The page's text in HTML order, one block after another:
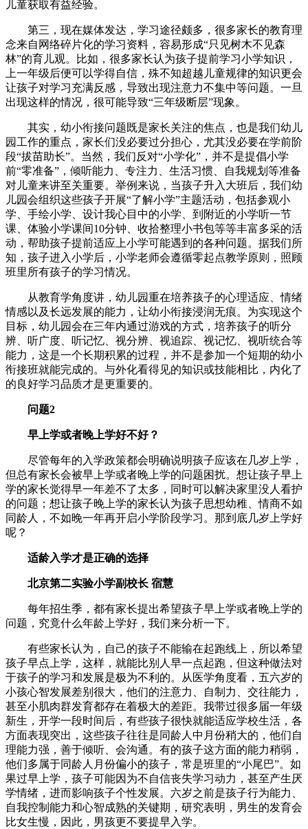
儿童获取有益经验。
第三，现在媒体发达，学习途径颇多，很多家长的教育理
念来自网络碎片化的学习资料，容易形成“只见树木不见森
林”的育儿观。比如，很多家长认为孩子提前学习小学知识，
上一年级后便可以学得自信，殊不知超越儿童规律的知识更会
让孩子对学习充满反感，导致出现注意力不集中等问题。一旦
出现这样的情况，很可能导致“三年级断层”现象。
其实，幼小衔接问题既是家长关注的焦点，也是我们幼儿
园工作的重点，家长们没必要过分担心，尤其没必要在学前阶
段“拔苗助长”。当然，我们反对“小学化”，并不是提倡小学
前“零准备”，倾听能力、专注力、生活习惯、自我规划等准备
对儿童来讲至关重要。举例来说，当孩子升入大班后，我们幼
儿园会组织这些孩子开展“了解小学”主题活动，包括参观小
学、手绘小学、设计我心目中的小学、到附近的小学听一节
课、体验小学课间10分钟、收拾整理小书包等等丰富多采的活
动，帮助孩子提前适应上小学可能遇到的各种问题。据我们所
知，孩子进入小学后，小学老师会遵循零起点教学原则，照顾
班里所有孩子的学习情况。
从教育学角度讲，幼儿园重在培养孩子的心理适应、情绪
情感以及长远发展的能力，让幼小衔接浸润无痕。为实现这个
目标，幼儿园会在三年内通过游戏的方式，培养孩子的听分
辨、听广度、听记忆、视分辨、视追踪、视记忆、视听统合等
能力，这是一个长期积累的过程，并不是参加一个短期的幼小
衔接班就能完成的。与外化看得见的知识或技能相比，内化了
的良好学习品质才是更重要的。
问题2
早上学或者晚上学好不好？
尽管每年的入学政策都会明确说明孩子应该在几岁上学，
但总有家长会被早上学或者晚上学的问题困扰。想让孩子早上
学的家长觉得早一年差不了太多，同时可以解决家里没人看护
的问题；想让孩子晚上学的家长认为孩子思想幼稚、情商不如
同龄人，不如晚一年再开启小学阶段学习。那到底几岁上学好
呢？
适龄入学才是正确的选择
北京第二实验小学副校长 宿慧
每年招生季，都有家长提出希望孩子早上学或者晚上学的
问题，究竟什么年龄上学好，我们来分析一下。
有些家长认为，自己的孩子不能输在起跑线上，所以希望
孩子早点上学，这样，就能比别人早一点起跑，但这种做法对
于孩子的学习和发展是极为不利的。从医学角度看，五六岁的
小孩心智发展差别很大，他们的注意力、自制力、交往能力，
甚至小肌肉群发育都存在着极大的差距。我带过很多届一年级
新生，开学一段时间后，有些孩子很快就能适应学校生活，各
方面表现突出，这些孩子往往是同龄人中月份稍大的，他们自
理能力强，善于倾听、会沟通。有的孩子这方面的能力稍弱，
他们多属于同龄人月份偏小的孩子，常是班里的“小尾巴”。如
果过早上学，孩子可能因为不自信丧失学习动力，甚至产生厌
学情绪，进而影响孩子个性发展。六岁之前是孩子行为能力、
自我控制能力和心智成熟的关键期，研究表明，男生的发育会
比女生慢，因此，男孩更不要提早入学。